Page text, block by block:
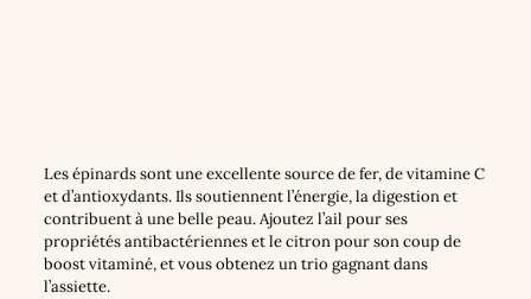
Les épinards sont une excellente source de fer, de vitamine C
et d’antioxydants. Ils soutiennent l’énergie, la digestion et
contribuent à une belle peau. Ajoutez l’ail pour ses
propriétés antibactériennes et le citron pour son coup de
boost vitaminé, et vous obtenez un trio gagnant dans
l’assiette.